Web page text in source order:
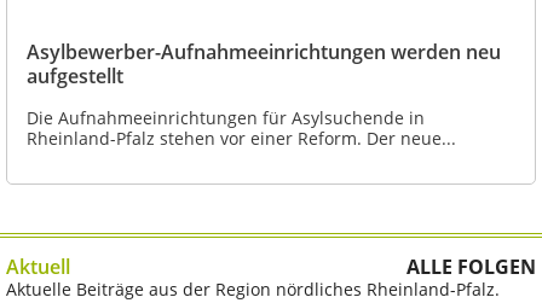
Asylbewerber-Aufnahmeeinrichtungen werden neu
aufgestellt
Die Aufnahmeeinrichtungen für Asylsuchende in
Rheinland-Pfalz stehen vor einer Reform. Der neue...
Aktuell ALLE FOLGEN
Aktuelle Beiträge aus der Region nördliches Rheinland-Pfalz.